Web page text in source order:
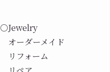
○Jewelry
オーダーメイド
リフォーム